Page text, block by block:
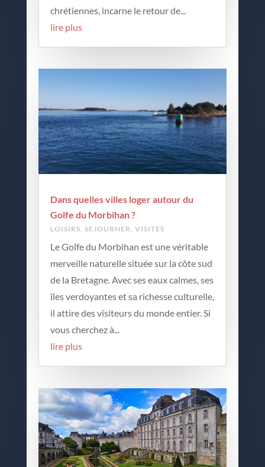
chrétiennes, incarne le retour de...
lire plus
Dans quelles villes loger autour du
Golfe du Morbihan ?
LOISIRS, SEJOURNER , VISITES
Le Golfe du Morbihan est une véritable
merveille naturelle située sur la côte sud
de la Bretagne. Avec ses eaux calmes, ses
îles verdoyantes et sa richesse culturelle,
il attire des visiteurs du monde entier. Si
vous cherchez à...
lire plus